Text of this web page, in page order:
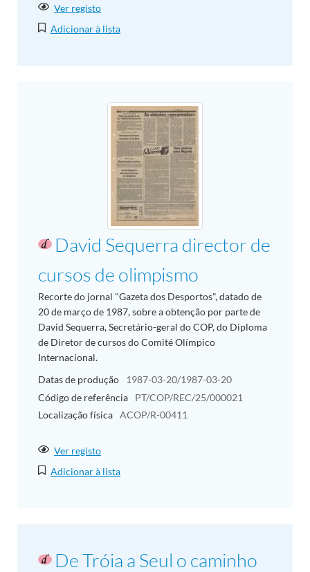
Ver registo
Adicionar à lista
David Sequerra director de
cursos de olimpismo
Recorte do jornal "Gazeta dos Desportos", datado de
20 de março de 1987, sobre a obtenção por parte de
David Sequerra, Secretário-geral do COP, do Diploma
de Diretor de cursos do Comité Olímpico
Internacional.
Datas de produção
1987-03-20/1987-03-20
Código de referência
PT/COP/REC/25/000021
Localização física ACOP/R-00411
Ver registo
Adicionar à lista
De Tróia a Seul o caminho